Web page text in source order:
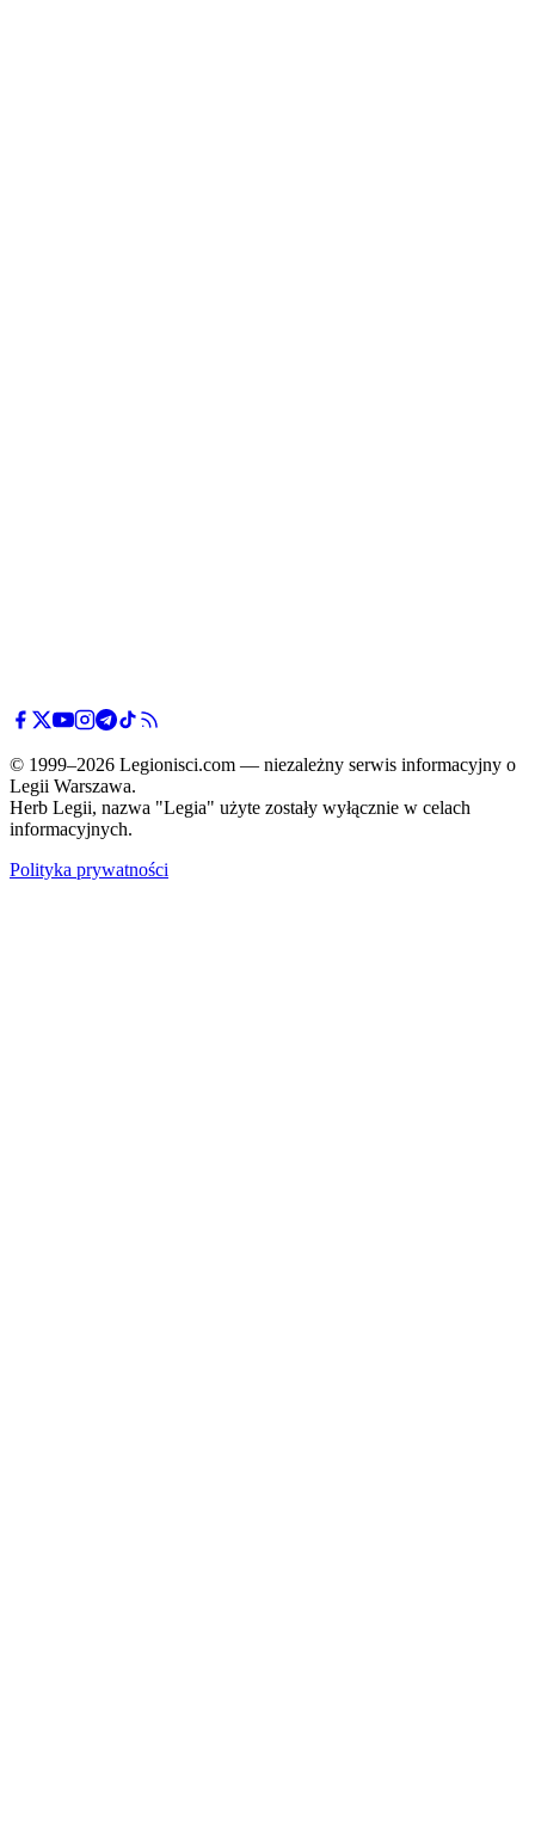
© 1999–2026 Legionisci.com — niezależny serwis informacyjny o
Legii Warszawa.
Herb Legii, nazwa "Legia" użyte zostały wyłącznie w celach
informacyjnych.
Polityka prywatności